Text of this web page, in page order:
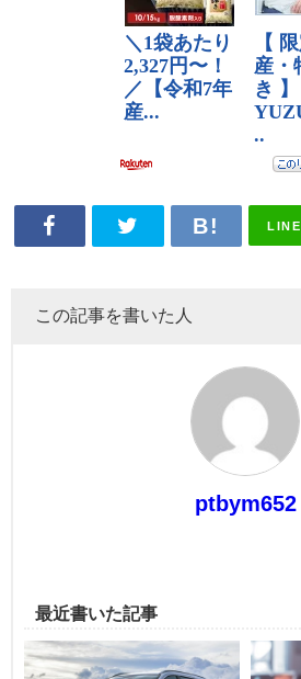
LINE
この記事を書いた人
ptbym652
最近書いた記事